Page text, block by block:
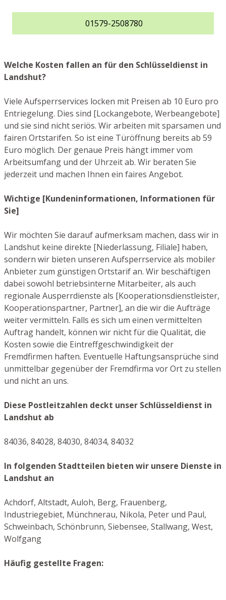
01579-2508780
Welche Kosten fallen an für den Schlüsseldienst in
Landshut?
Viele Aufsperrservices locken mit Preisen ab 10 Euro pro
Entriegelung. Dies sind [Lockangebote, Werbeangebote]
und sie sind nicht seriös. Wir arbeiten mit sparsamen und
fairen Ortstarifen. So ist eine Türöffnung bereits ab 59
Euro möglich. Der genaue Preis hängt immer vom
Arbeitsumfang und der Uhrzeit ab. Wir beraten Sie
jederzeit und machen Ihnen ein faires Angebot.
Wichtige [Kundeninformationen, Informationen für
Sie]
Wir möchten Sie darauf aufmerksam machen, dass wir in
Landshut keine direkte [Niederlassung, Filiale] haben,
sondern wir bieten unseren Aufsperrservice als mobiler
Anbieter zum günstigen Ortstarif an. Wir beschäftigen
dabei sowohl betriebsinterne Mitarbeiter, als auch
regionale Ausperrdienste als [Kooperationsdienstleister,
Kooperationspartner, Partner], an die wir die Aufträge
weiter vermitteln. Falls es sich um einen vermittelten
Auftrag handelt, können wir nicht für die Qualität, die
Kosten sowie die Eintreffgeschwindigkeit der
Fremdfirmen haften. Eventuelle Haftungsansprüche sind
unmittelbar gegenüber der Fremdfirma vor Ort zu stellen
und nicht an uns.
Diese Postleitzahlen deckt unser Schlüsseldienst in
Landshut ab
84036, 84028, 84030, 84034, 84032
In folgenden Stadtteilen bieten wir unsere Dienste in
Landshut an
Achdorf, Altstadt, Auloh, Berg, Frauenberg,
Industriegebiet, Münchnerau, Nikola, Peter und Paul,
Schweinbach, Schönbrunn, Siebensee, Stallwang, West,
Wolfgang
Häufig gestellte Fragen: